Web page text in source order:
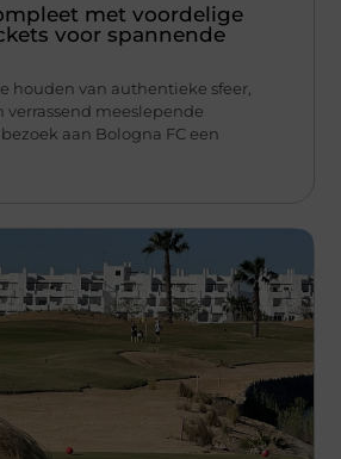
met voordelige
voor spannende
houden van authentieke sfeer,
verrassend meeslepende
aan Bologna FC een